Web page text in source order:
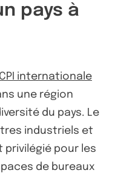
pays à
internationale
une région
du pays. Le
industriels et
privilégié pour les
de bureaux